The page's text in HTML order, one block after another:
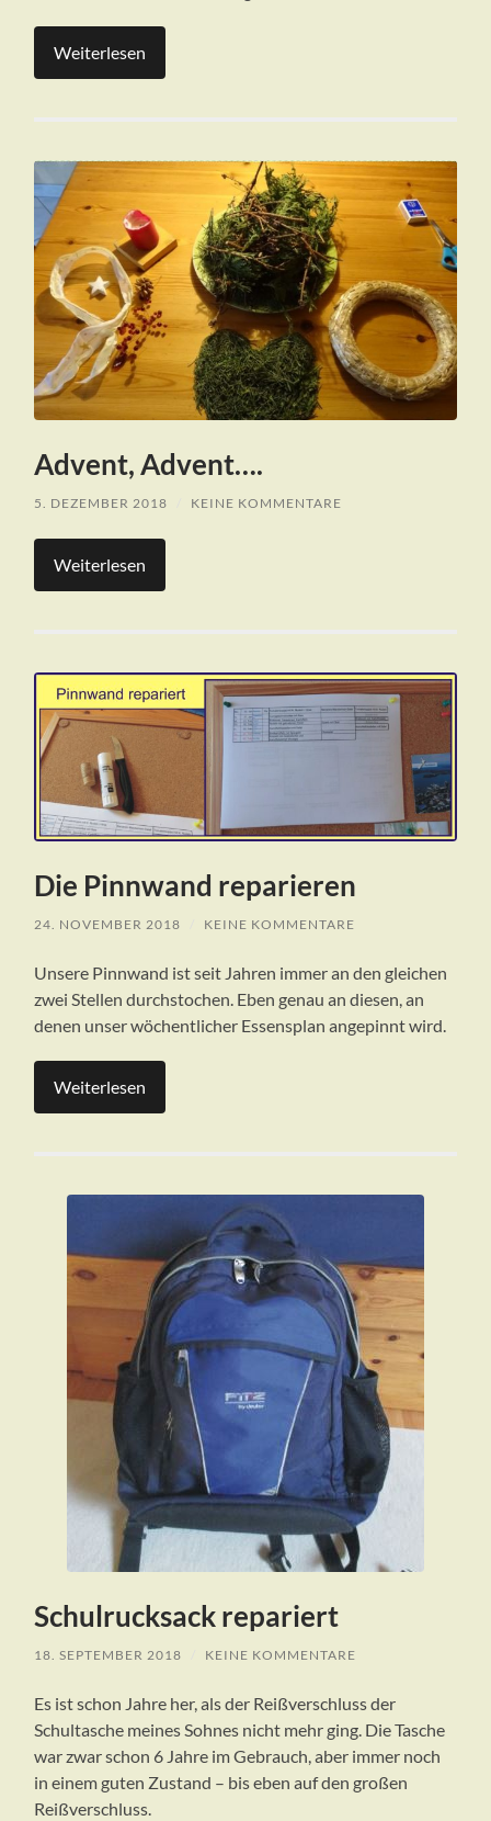
Weiterlesen
Advent, Advent….
5. DEZEMBER 2018 KEINE KOMMENTARE
Weiterlesen
Die Pinnwand reparieren
24. NOVEMBER 2018 KEINE KOMMENTARE
Unsere Pinnwand ist seit Jahren immer an den gleichen
zwei Stellen durchstochen. Eben genau an diesen, an
denen unser wöchentlicher Essensplan angepinnt wird.
Weiterlesen
Schulrucksack repariert
18. SEPTEMBER 2018 KEINE KOMMENTARE
Es ist schon Jahre her, als der Reißverschluss der
Schultasche meines Sohnes nicht mehr ging. Die Tasche
war zwar schon 6 Jahre im Gebrauch, aber immer noch
in einem guten Zustand – bis eben auf den großen
Reißverschluss.